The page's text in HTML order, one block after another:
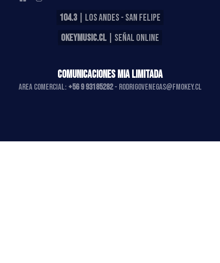
104.3 | LOS ANDES - SAN FELIPE
OKEYMUSIC.CL | SEÑAL ONLINE
COMUNICACIONES MIA LIMITADA
AREA COMERCIAL: +56 9 93185282- rodrigovenegas@fmokey.cl